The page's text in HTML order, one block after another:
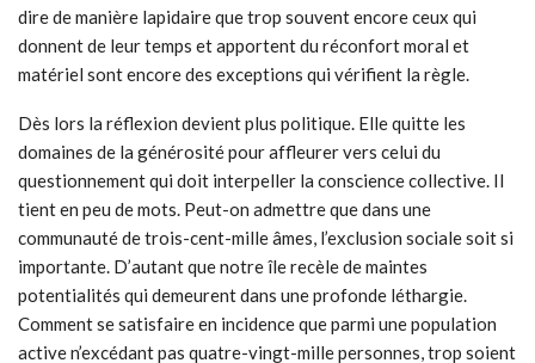
dire de manière lapidaire que trop souvent encore ceux qui
donnent de leur temps et apportent du réconfort moral et
matériel sont encore des exceptions qui vérifient la règle.
Dès lors la réflexion devient plus politique. Elle quitte les
domaines de la générosité pour affleurer vers celui du
questionnement qui doit interpeller la conscience collective. Il
tient en peu de mots. Peut-on admettre que dans une
communauté de trois-cent-mille âmes, l’exclusion sociale soit si
importante. D’autant que notre île recèle de maintes
potentialités qui demeurent dans une profonde léthargie.
Comment se satisfaire en incidence que parmi une population
active n’excédant pas quatre-vingt-mille personnes, trop soient